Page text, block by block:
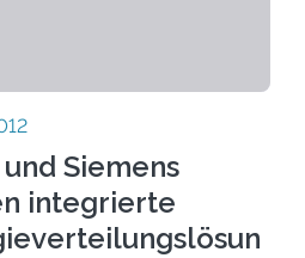
Siemens
integrierte